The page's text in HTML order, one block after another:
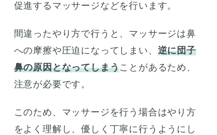
促進するマッサージなどを行います。
間違ったやり方で行うと、マッサージは鼻
への摩擦や圧迫になってしまい、 逆に団子
鼻の原因となってしまうことがあるため、
注意が必要です。
このため、マッサージを行う場合はやり方
をよく理解し、優しく丁寧に行うようにし